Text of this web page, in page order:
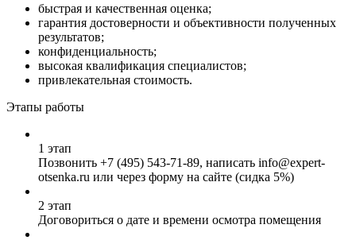
быстрая и качественная оценка;
гарантия достоверности и объективности полученных
результатов;
конфиденциальность;
высокая квалификация специалистов;
привлекательная стоимость.
Этапы работы
1 этап
Позвонить +7 (495) 543-71-89, написать info@expert-
otsenka.ru или через форму на сайте (сидка 5%)
2 этап
Договориться о дате и времени осмотра помещения